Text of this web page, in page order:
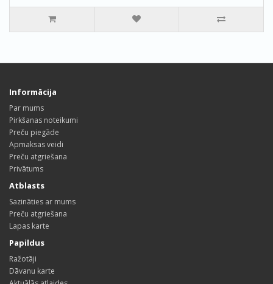
Informācija
Par mums
Pirkšanas noteikumi
Preču piegāde
Apmaksas veidi
Preču atgriešana
Privātums
Atblasts
Sazināties ar mums
Preču atgriešana
Lapas karte
Papildus
Ražotāji
Dāvanu karte